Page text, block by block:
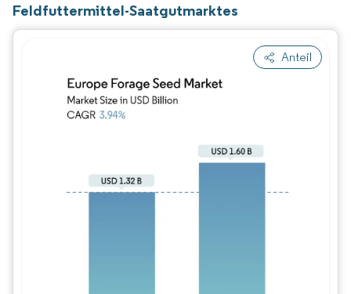
Feldfuttermittel-Saatgutmarktes
Anteil